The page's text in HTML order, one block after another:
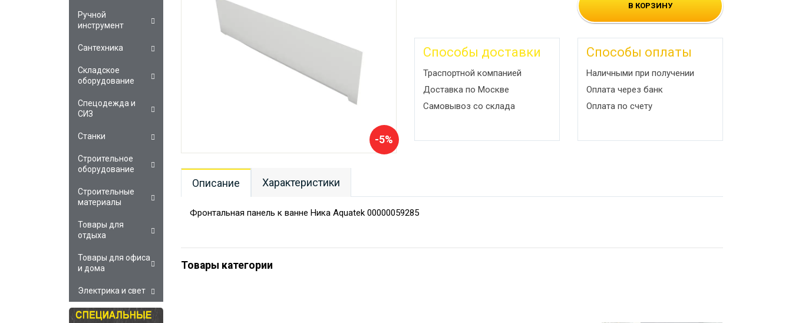
-5%
В КОРЗИНУ
Способы доставки
Траспортной компанией
Доставка по Москве
Самовывоз со склада
Способы оплаты
Наличными при получении
Оплата через банк
Оплата по счету
Описание Характеристики
Фронтальная панель к ванне Ника Aquatek 00000059285
Товары категории
Ручной
инструмент
Сантехника
Складское
оборудование
Спецодежда и
СИЗ
Станки
Строительное
оборудование
Строительные
материалы
Товары для
отдыха
Товары для офиса
и дома
Электрика и свет